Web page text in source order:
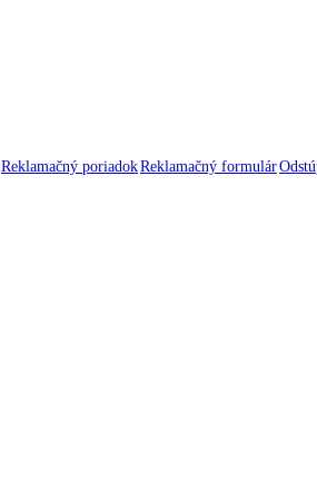
Reklamačný poriadokReklamačný formulár